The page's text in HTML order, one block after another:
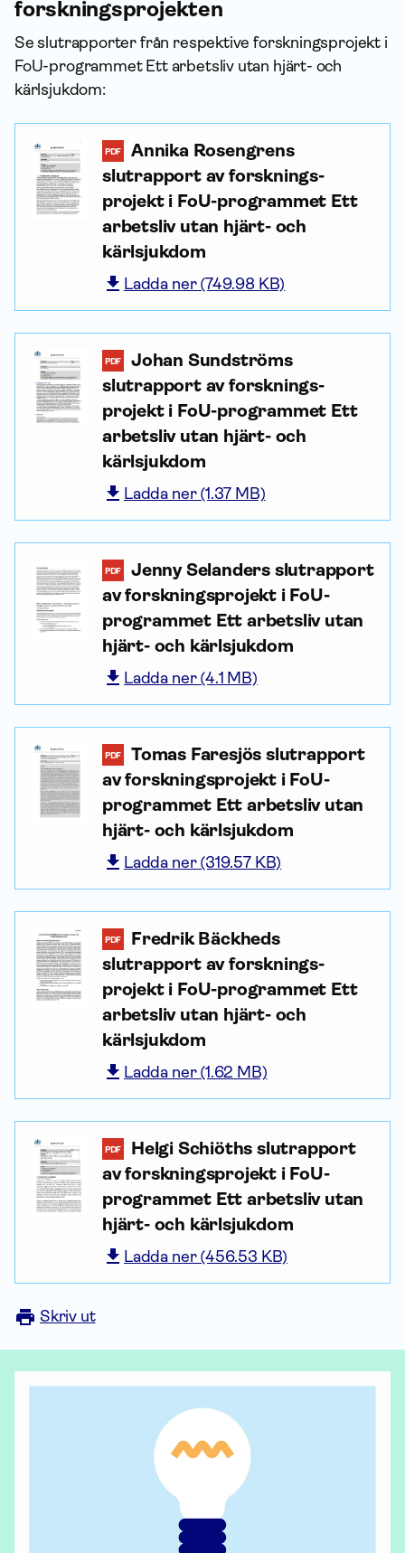
forskningsprojekten
Se slutrapporter från respektive forsknings­projekt i
FoU-programmet Ett arbetsliv utan hjärt- och
kärlsjukdom:
PDF
Annika Rosengrens
slutrapport av forsknings­
projekt i FoU-programmet Ett
arbetsliv utan hjärt- och
kärlsjukdom
Ladda ner (749.98 KB)
PDF
Johan Sundströms
slutrapport av forsknings­
projekt i FoU-programmet Ett
arbetsliv utan hjärt- och
kärlsjukdom
Ladda ner (1.37 MB)
PDF
Jenny Selanders slutrapport
av forsknings­projekt i FoU-
programmet Ett arbetsliv utan
hjärt- och kärlsjukdom
Ladda ner (4.1 MB)
PDF
Tomas Faresjös slutrapport
av forsknings­projekt i FoU-
programmet Ett arbetsliv utan
hjärt- och kärlsjukdom
Ladda ner (319.57 KB)
PDF
Fredrik Bäckheds
slutrapport av forsknings­
projekt i FoU-programmet Ett
arbetsliv utan hjärt- och
kärlsjukdom
Ladda ner (1.62 MB)
PDF
Helgi Schiöths slutrapport
av forsknings­projekt i FoU-
programmet Ett arbetsliv utan
hjärt- och kärlsjukdom
Ladda ner (456.53 KB)
Skriv ut